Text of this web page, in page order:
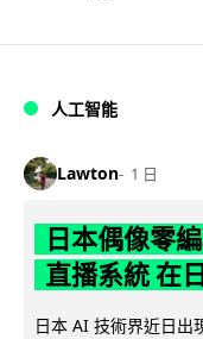
人工智能
Lawton 1 日
日本偶像零
直播系統 在
日本 AI 技術界近日出